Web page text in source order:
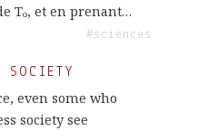
T₀, et en prenant…
#sciences
SOCIETY
even some who
society see